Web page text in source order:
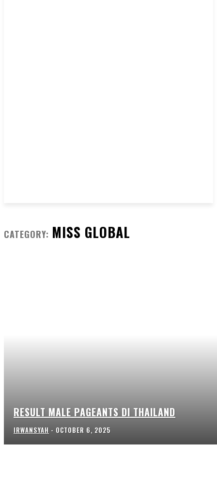
CATEGORY: MISS GLOBAL
RESULT MALE PAGEANTS DI THAILAND
IRWANSYAH - OCTOBER 6, 2025